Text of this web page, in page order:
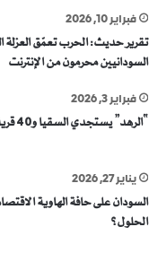
فبراير 10, 2026
السودانيين محرمون من الإنترنت
فبراير 3, 2026
“الرهد” يستجدي السقيا و40 قرية مهددة بالهجرة
يناير 27, 2026
السودان على حافة الهاوية
الحلول؟